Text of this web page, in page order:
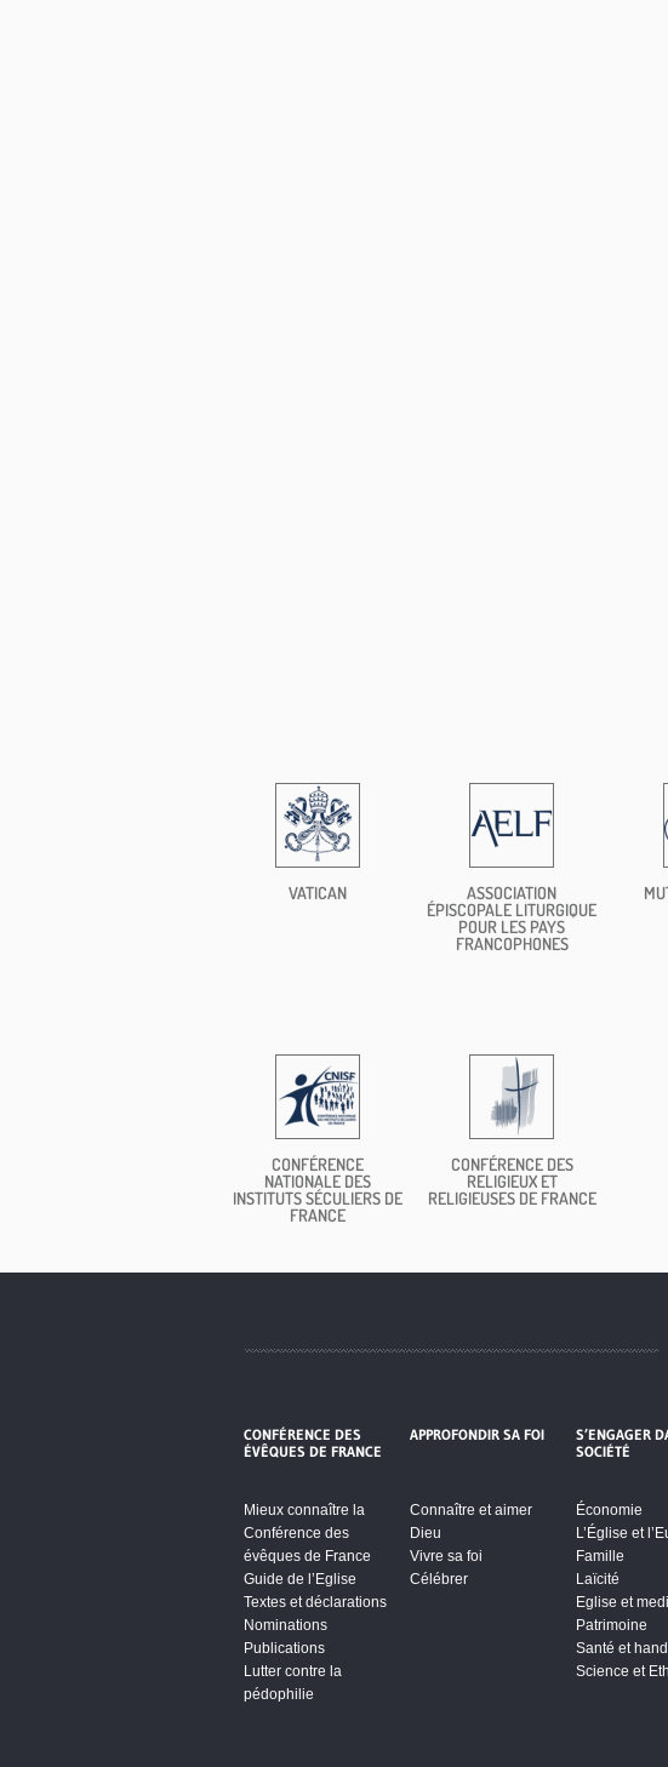
VATICAN
ASSOCIATION
ÉPISCOPALE LITURGIQUE
POUR LES PAYS
FRANCOPHONES
CONFÉRENCE
NATIONALE DES
INSTITUTS SÉCULIERS DE
FRANCE
CONFÉRENCE DES
RELIGIEUX ET
RELIGIEUSES DE FRANCE
CONFÉRENCE DES
ÉVÊQUES DE FRANCE
Mieux connaître la
Conférence des
évêques de France
Guide de l’Eglise
Textes et déclarations
Nominations
Publications
Lutter contre la
pédophilie
APPROFONDIR SA FOI
Connaître et aimer
Dieu
Vivre sa foi
Célébrer
S’ENGAGER
SOCIÉTÉ
Économie
L’Église et
Famille
Laïcité
Eglise et
Patrimoine
Santé et
Science et